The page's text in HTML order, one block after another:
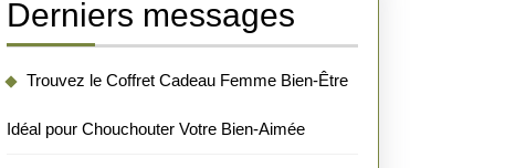
Derniers messages
Trouvez le Coffret Cadeau Femme Bien-Être
Idéal pour Chouchouter Votre Bien-Aimée